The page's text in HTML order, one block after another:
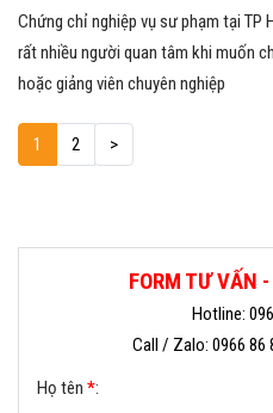
Chứng chỉ nghiệp vụ sư phạm tại
rất nhiều người quan tâm khi muốn
hoặc giảng viên chuyên nghiệp
1 2 >
FORM TƯ VẤN
Hotline:
Call / Zalo: 0966 86
Họ tên *: